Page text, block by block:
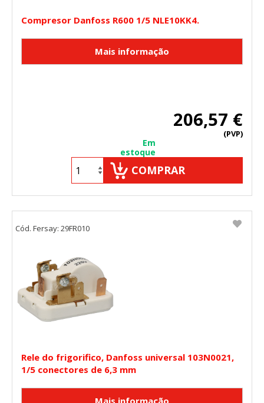
Compresor Danfoss R600 1/5 NLE10KK4.
206,57 €
(PVP)
Em
estoque
COMPRAR
Rele do frigorifico, Danfoss universal 103N0021,
1/5 conectores de 6,3 mm
Cód. Fersay: 29FR010